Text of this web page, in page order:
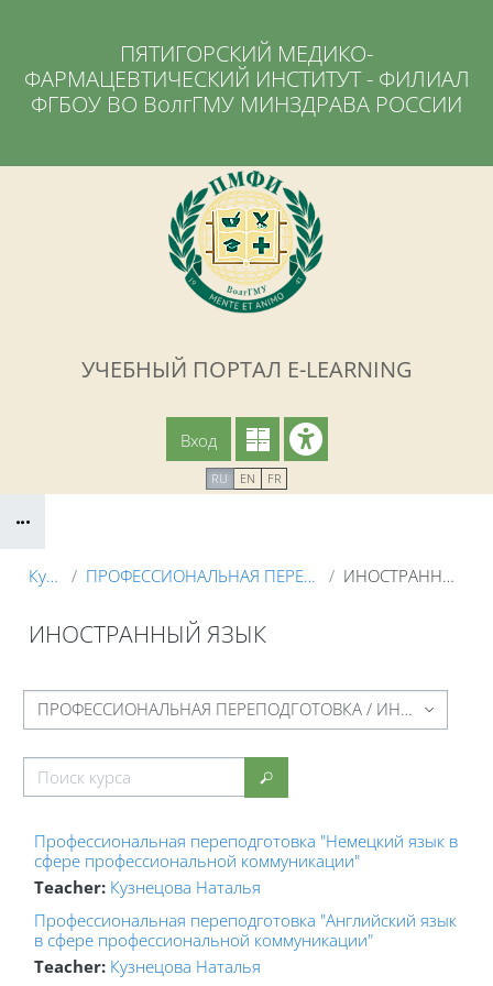
ПЯТИГОРСКИЙ МЕДИКО-
ФАРМАЦЕВТИЧЕСКИЙ ИНСТИТУТ - ФИЛИАЛ
ФГБОУ ВО ВолгГМУ МИНЗДРАВА РОССИИ
УЧЕБНЫЙ ПОРТАЛ E-LEARNING
Вход
RU EN FR
Курсы ПРОФЕССИОНАЛЬНАЯ ПЕРЕПОДГОТОВКА ИНОСТРАННЫЙ ЯЗЫК
ИНОСТРАННЫЙ ЯЗЫК
Категории курсов
Поиск курса
Поиск курса
Профессиональная переподготовка "Немецкий язык в
сфере профессиональной коммуникации"
Teacher: Кузнецова Наталья
Профессиональная переподготовка "Английский язык
в сфере профессиональной коммуникации"
Teacher: Кузнецова Наталья